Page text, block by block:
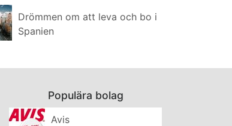
Drömmen om att leva och bo i
Spanien
Populära bolag
Avis